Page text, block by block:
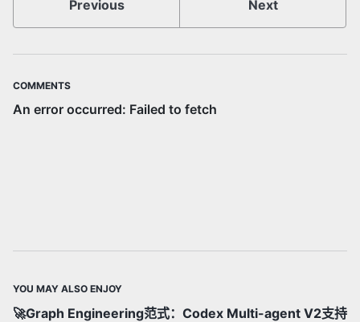
Previous Next
COMMENTS
YOU MAY ALSO ENJOY
🚀Graph Engineering范式：Codex Multi-agent V2支持